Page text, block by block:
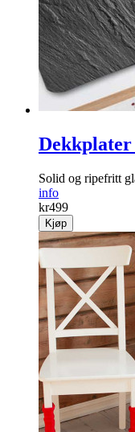
Solid og ripefritt
info
kr499
Kjøp